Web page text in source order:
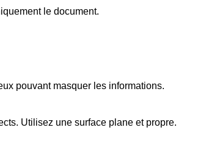
le document.
pouvant masquer les informations.
Utilisez une surface plane et propre.